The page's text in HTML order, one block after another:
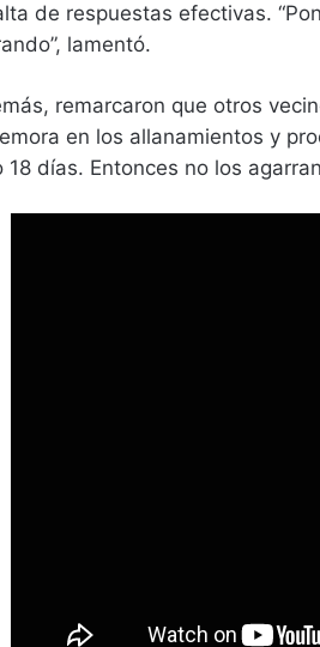
de respuestas efectivas.
lamentó.
remarcaron que otros
en los allanamientos y
18 días. Entonces no los